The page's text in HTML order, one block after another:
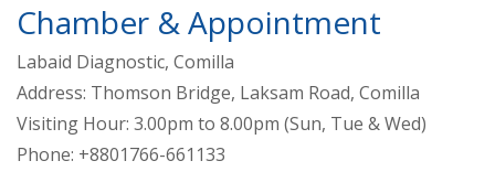
Chamber & Appointment
Labaid Diagnostic, Comilla
Address: Thomson Bridge, Laksam Road, Comilla
Visiting Hour: 3.00pm to 8.00pm (Sun, Tue & Wed)
Phone: +8801766-661133